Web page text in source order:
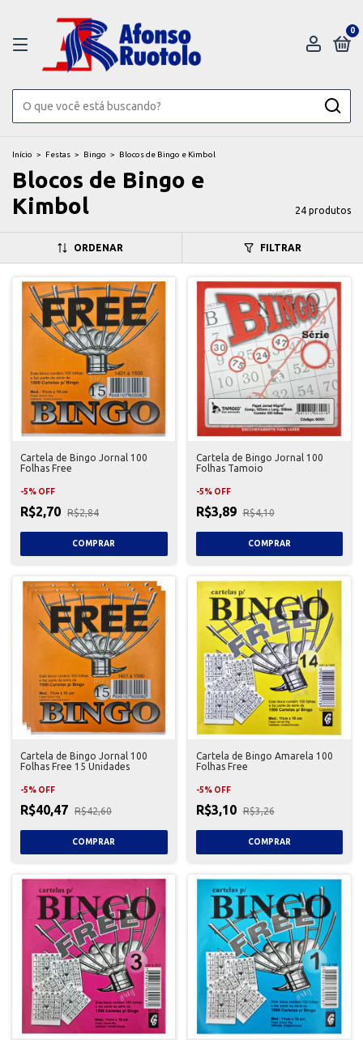
0
Início > Festas > Bingo > Blocos de Bingo e Kimbol
Blocos de Bingo e
Kimbol
24 produtos
ORDENAR FILTRAR
Cartela de Bingo Jornal 100
Folhas Free
-5% OFF
R$2,70 R$2,84
Cartela de Bingo Jornal 100
Folhas Tamoio
-5% OFF
R$3,89 R$4,10
Cartela de Bingo Jornal 100
Folhas Free 15 Unidades
-5% OFF
R$40,47 R$42,60
Cartela de Bingo Amarela 100
Folhas Free
-5% OFF
R$3,10 R$3,26